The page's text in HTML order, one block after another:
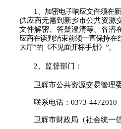
1 、加密电子响应文件须在
供应商无需到新乡市公共资源
文件解密、 答疑澄清等。各潜
应商在谈判结束前须一直保持在
大厅”的《不见面开标手册》 ”。
2 、监督部门：
卫辉市公共资源交易管理
联系电话： 0373-4472010
卫辉市财政局（社会统一